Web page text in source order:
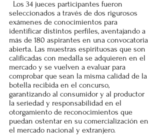
seleccionados a través de dos rigurosos
exámenes de conocimientos para
identificar distintos perfiles, aventajando a
más de 180 aspirantes en una convocatoria
abierta. Las muestras espirituosas que son
calificadas con medalla se adquieren en el
mercado y se vuelven a evaluar para
comprobar que sean la misma calidad de la
botella recibida en el concurso,
garantizando al consumidor y al productor
la seriedad y responsabilidad en el
otorgamiento de reconocimientos que
puedan ostentar en su comercialización en
el mercado nacional y extranjero.